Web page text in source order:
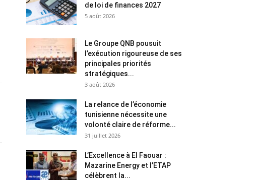
de loi de finances 2027
5 août 2026
Le Groupe QNB pousuit
l’exécution rigoureuse de ses
principales priorités
stratégiques...
3 août 2026
La relance de l’économie
tunisienne nécessite une
volonté claire de réforme...
31 juillet 2026
L’Excellence à El Faouar :
Mazarine Energy et l’ETAP
célèbrent la...